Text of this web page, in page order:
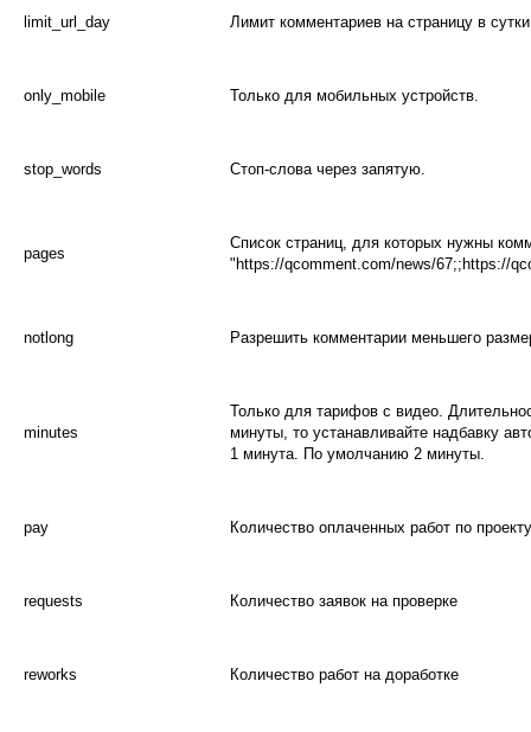
limit_url_day Лимит комментариев на страницу в
only_mobile Только для мобильных устройств.
stop_words Стоп-слова через запятую.
pages
Список страниц, для которых нужны
"https://qcomment.com/news/67;;https://
notlong Разрешить комментарии меньшего
minutes
Только для тарифов с видео.
минуты, то устанавливайте надбавку
1 минута. По умолчанию 2 минуты.
pay Количество оплаченных работ по проекту
requests Количество заявок на проверке
reworks Количество работ на доработке